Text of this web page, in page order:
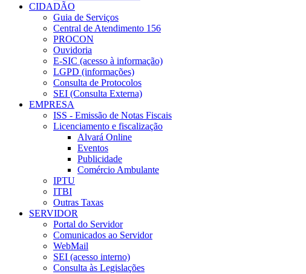
CIDADÃO
Guia de Serviços
Central de Atendimento 156
PROCON
Ouvidoria
E-SIC (acesso à informação)
LGPD (informações)
Consulta de Protocolos
SEI (Consulta Externa)
EMPRESA
ISS - Emissão de Notas Fiscais
Licenciamento e fiscalização
Alvará Online
Eventos
Publicidade
Comércio Ambulante
IPTU
ITBI
Outras Taxas
SERVIDOR
Portal do Servidor
Comunicados ao Servidor
WebMail
SEI (acesso interno)
Consulta às Legislações